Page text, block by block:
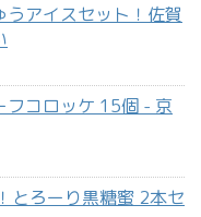
うアイスセット！佐賀
フコロッケ 15個 - 京
とろーり黒糖蜜 2本セ